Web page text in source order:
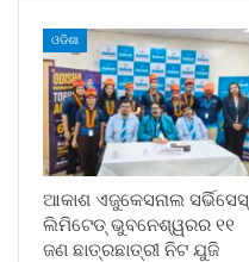
ଓଡିଶା
ଆକାଶ ଏଜୁକେସନାଲ ସର୍ଭିସେସ୍
ଲିମିଟେଡ୍ ଭୁବନେଶ୍ୱରର ୧୧
ଜଣ ଛାତ୍ରଛାତ୍ରୀ ନିଟ ଯୁଜି